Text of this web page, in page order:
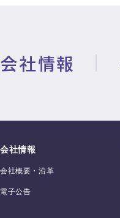
会社情報
会社情報
会社概要・沿革
電子公告